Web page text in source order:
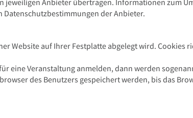
Anbieter übertragen. Informationen zum
der Anbieter.
Website auf Ihrer Festplatte abgelegt wird.
eine Veranstaltung anmelden, dann werden
des Benutzers gespeichert werden, bis das